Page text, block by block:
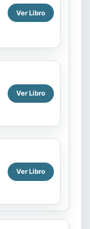
Ver Libro
Ver Libro
Ver Libro